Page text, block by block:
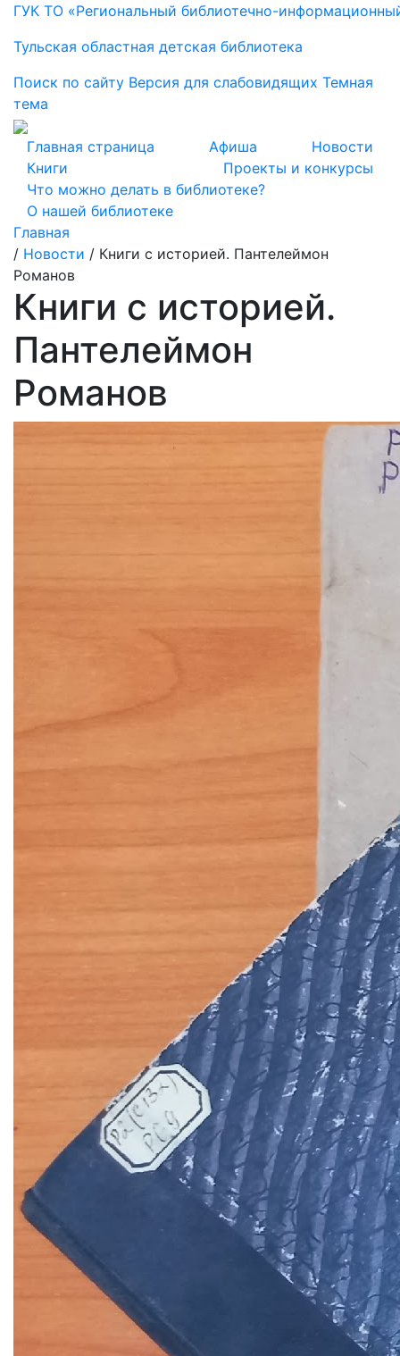
ГУК ТО «Региональный библиотечно-
Тульская областная детская библиотека
Поиск по сайту Версия для слабовидящих Темная
тема
Главная страница Афиша
Новости
Книги
Проекты и конкурсы
Что можно делать в библиотеке?
О нашей библиотеке
Главная
/ Новости / Книги с историей. Пантелеймон
Романов
Книги с историей.
Пантелеймон
Романов